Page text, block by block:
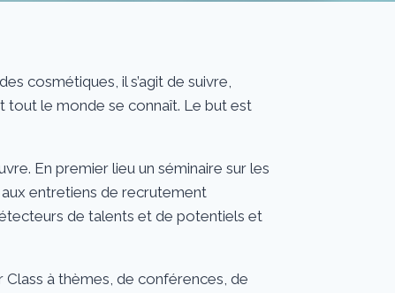
cosmétiques, il s’agit de suivre,
tout le monde se connaît. Le but est
En premier lieu un séminaire sur les
entretiens de recrutement
de talents et de potentiels et
à thèmes, de conférences, de